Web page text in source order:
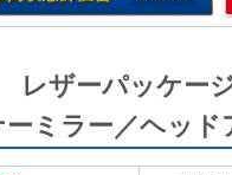
レザーパッケー
ミラー／ヘッ